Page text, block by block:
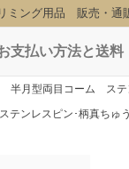
ミング用品 販売・通
支払い方法と送料
検索
半月型両目コーム
テンレスピン･柄真ち